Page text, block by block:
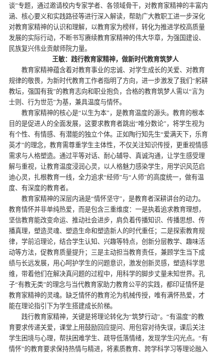
谈”专题，通过邀请校内专家学者、各领域骨干，对教育家精神的丰富内
涵、核心要义和实践路径等进行深入解读，帮助广大教职工进一步深化
对教育家精神的认识和理解，以教育家为榜样，转化为推进学校高质量
发展的实际行动，不断书写赓续教育家精神的伟大华章，为强国建设、
民族复兴伟业贡献师院力量。
王敏：践行教育家精神，做新时代教育筑梦人
教育家精神蕴含着对教育事业的忠诚、对学生成长的关爱、对教育
规律的敬畏，为新时代教育工作者指明了方向，进一步激发了我们“躬耕
教坛，强国有我”的教育志向和职业抱负，合格的教育筑梦人需以“言为
士则、行为世范”为基，兼具温度与情怀。
教育家精神的核心是“以生为本”，是教育温度的源头。教育的根本
目的是促进人的全面发展，这要求教育者跳出“唯分数论”，将学生视为
有个性、有情感、有潜能的独立个体。正如陶行知先生“爱满天下，乐育
英才”的理念，教育需尊重学生主体性，不仅关注知识传授，更重视情感
需求与人格塑造。通过平等对话、耐心辅导、真诚沟通，让学生感受理
解与重视，让教育温度浸润心灵，以人格魅力感染学生，用学识风范启
迪心灵，扎根教育一线，全力追求“经师”与“人师”的高度统一，做有温
度、有深度的教育者。
教育家精神的深层内涵是“情怀坚守”，是教育者深耕讲台的动力。
教育情怀并非单纯热爱，而是包含三重维度：一是执着追求教育理想，
坚信教育能改变命运、推动社会进步，肩负着传播知识、传播思想、传
播真理，塑造灵魂、塑造生命和塑造新人的时代重任；二是探索教育规
律，学前沿理论，结合学生认知、兴趣等特点，创新分层教学、趣味活
动等方法，促教育质量提升；三是主动担当教育责任，兼顾学生当下成
绩与长远发展，用心呵护学生的问题意识，激发创新灵感，塑造科学思
维，带着他们在解决真问题的过程中，用科学的脚步丈量未知世界。孔
子“有教无类”的理念与当代教育家助力教育公平的实践，都印证情怀是
教育家精神的灵魂。缺乏情怀的教育沦为机械传授，唯有满怀热爱，才
能在理论指引下为学生搭建成长阶梯。
践行教育家精神，关键是将理论转化为“筑梦行动”。“有温度”的教
育要求传递关爱，课堂上用鼓励回应提问、用包容对待失误，课后关注
学生困境与心理，帮扶困难学生、疏导低落情绪，发现学生闪光点。“有
情怀”的教育要求保持热情与精进，将素质教育、跨学科学习等理论融入